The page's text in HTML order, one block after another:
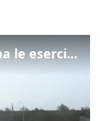
Il presidente di Taiwan ispeziona le esercitazioni della Marina